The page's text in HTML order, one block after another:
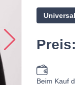
Universal
Preis:
Beim Kauf